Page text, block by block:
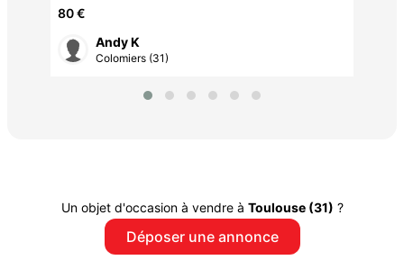
bibliothèque et armoire
80 €
Andy K
Colomiers (31)
Un objet d'occasion à vendre à Toulouse (31) ?
Déposer une annonce